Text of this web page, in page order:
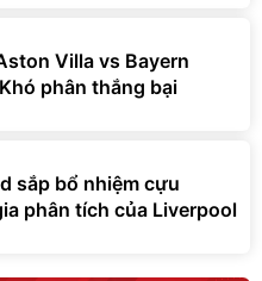
Villa vs Bayern
phân thắng bại
sắp bổ nhiệm cựu
phân tích của Liverpool